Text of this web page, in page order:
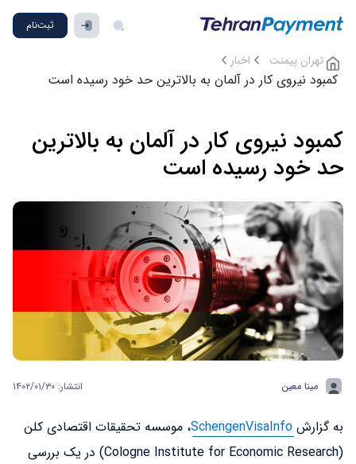
ثبت‌نام
تهران پیمنت اخبار
کمبود نیروی کار در آلمان به بالاترین حد خود رسیده است
کمبود نیروی کار در آلمان به بالاترین
حد خود رسیده است
مینا معین انتشار: ۱۴۰۲/۰۱/۳۰
به گزارش SchengenVisaInfo، موسسه تحقیقات اقتصادی کلن
(Cologne Institute for Economic Research) در یک بررسی